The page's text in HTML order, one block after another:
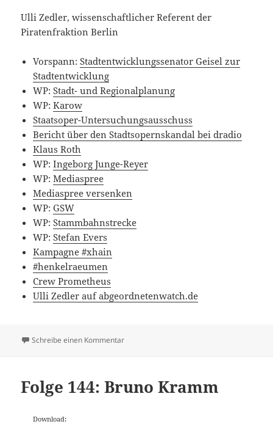
Ulli Zedler, wissenschaftlicher Referent der
Piratenfraktion Berlin
Vorspann:Stadtentwicklungssenator Geisel zur
Stadtentwicklung
WP:Stadt- und Regionalplanung
WP:Karow
Staatsoper-Untersuchungsausschuss
Bericht über den Stadtsopernskandal bei dradio
Klaus Roth
WP:Ingeborg Junge-Reyer
WP:Mediaspree
Mediaspree versenken
WP:GSW
WP:Stammbahnstrecke
WP:Stefan Evers
Kampagne #xhain
#henkelraeumen
Crew Prometheus
Ulli Zedler auf abgeordnetenwatch.de
Schreibe einen Kommentarzu Folge 145: Stadtentwicklung
Folge 144: Bruno Kramm
Download: